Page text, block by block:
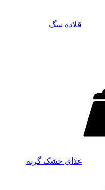
قلاده سگ
غذای خشک گربه